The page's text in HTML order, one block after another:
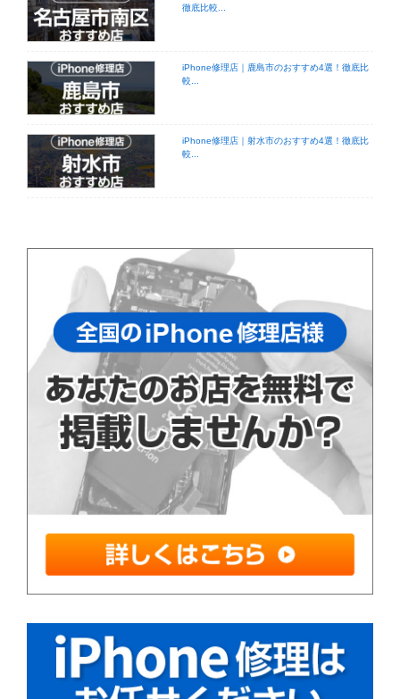
徹底比較...
iPhone修理店｜鹿島市のおすすめ4選！徹底比
較...
iPhone修理店｜射水市のおすすめ4選！徹底比
較...